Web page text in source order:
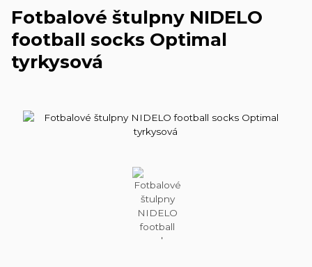
Fotbalové štulpny NIDELO
football socks Optimal
tyrkysová